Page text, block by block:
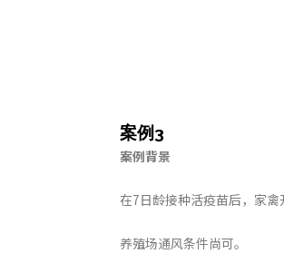
案例3
案例背景
在7日龄接种活疫苗后，家
养殖场通风条件尚可。